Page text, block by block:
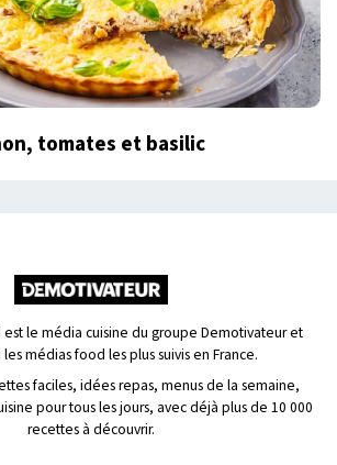
tomates et basilic
le média cuisine du groupe Demotivateur et
médias food les plus suivis en France.
faciles, idées repas, menus de la semaine,
pour tous les jours, avec déjà plus de 10 000
recettes à découvrir.